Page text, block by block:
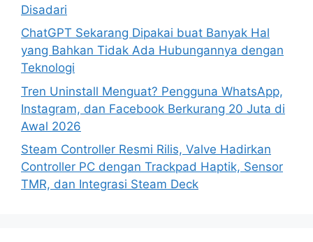
Disadari
ChatGPT Sekarang Dipakai buat Banyak Hal
yang Bahkan Tidak Ada Hubungannya dengan
Teknologi
Tren Uninstall Menguat? Pengguna WhatsApp,
Instagram, dan Facebook Berkurang 20 Juta di
Awal 2026
Steam Controller Resmi Rilis, Valve Hadirkan
Controller PC dengan Trackpad Haptik, Sensor
TMR, dan Integrasi Steam Deck